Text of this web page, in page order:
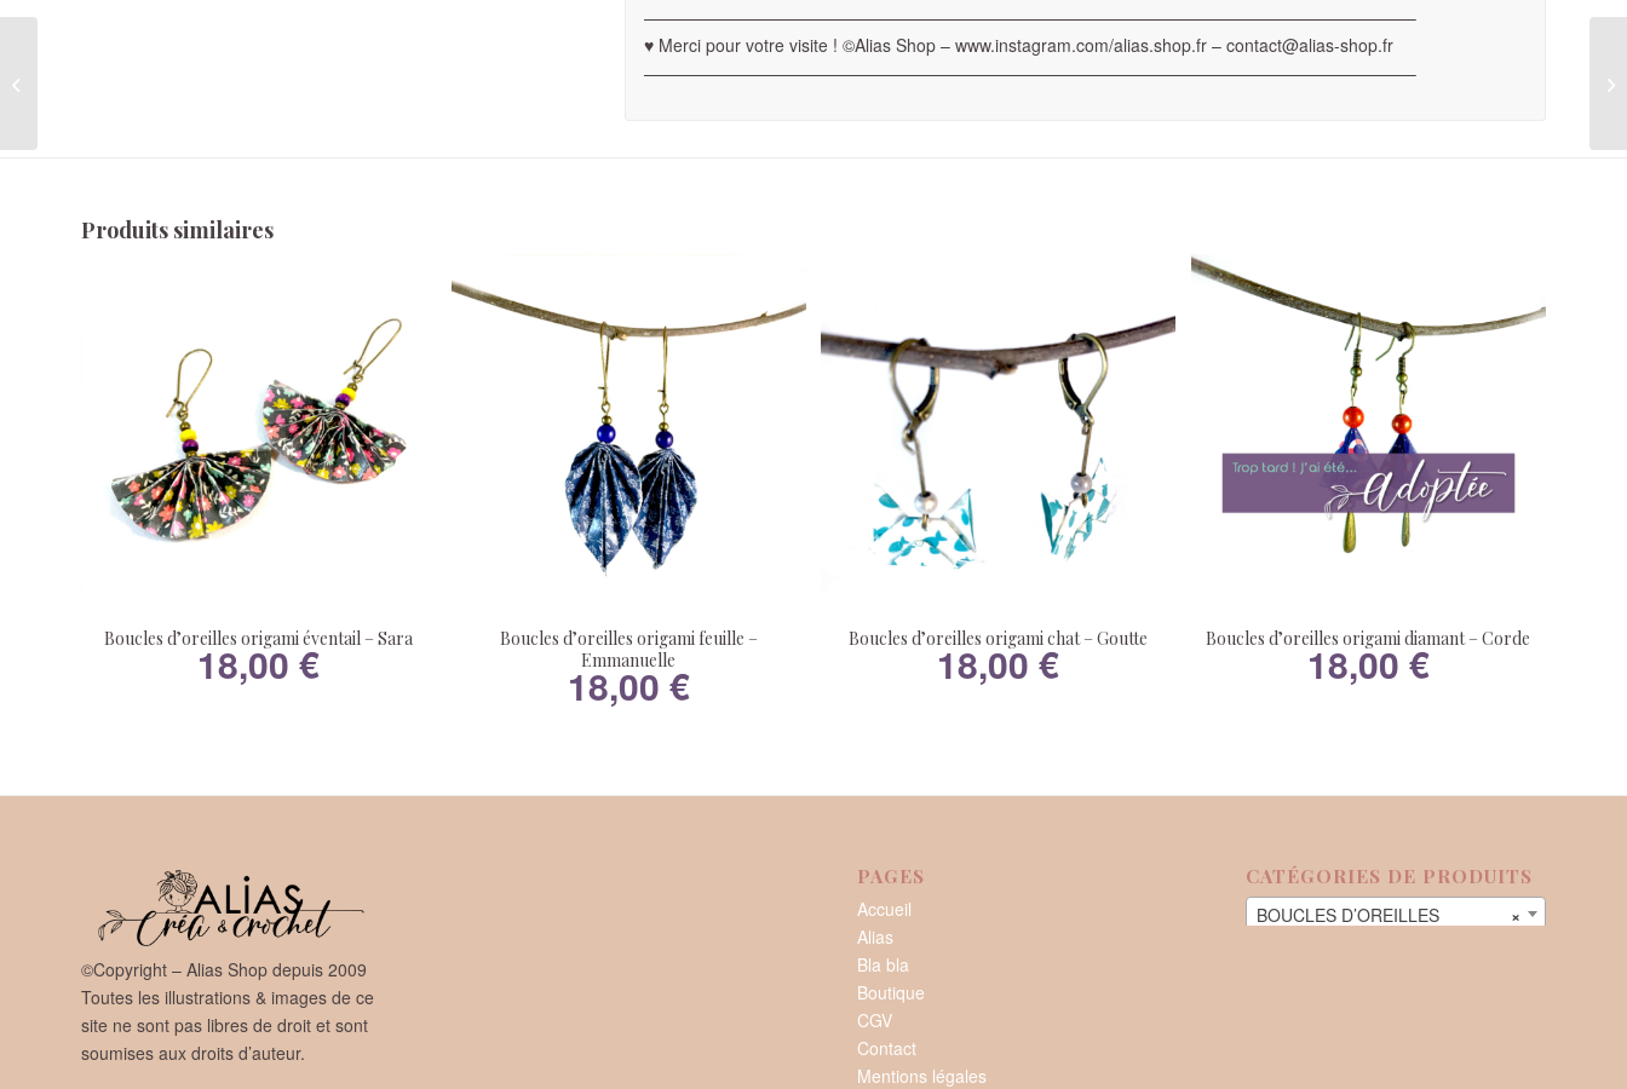
—————————————————————————————————————————————–
♥ Merci pour votre visite ! ©Alias Shop – www.instagram.com/alias.shop.fr – contact@alias-shop.fr
—————————————————————————————————————————————–
Produits similaires
Boucles d’oreilles origami éventail – Sara
18,00€
Boucles d’oreilles origami feuille –
Emmanuelle
18,00 €
Boucles d’oreilles origami chat – Goutte
18,00€ Boucles d’oreilles origami diamant – Corde
18,00 €
©Copyright – Alias Shop depuis 2009
Toutes les illustrations & images de ce
site ne sont pas libres de droit et sont
soumises aux droits d’auteur.
PAGES
Accueil
Alias
Bla bla
Boutique
CGV
Contact
Mentions légales
CATÉGORIES DE PRODUITS
×
BOUCLES D’OREILLES